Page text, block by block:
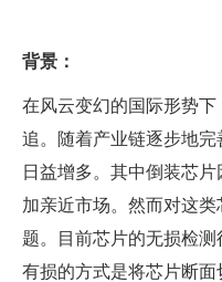
背景：
在风云变幻的国际形势
追。随着产业链逐步地
日益增多。其中倒装芯
加亲近市场。然而对这
题。目前芯片的无损检测
有损的方式是将芯片断面